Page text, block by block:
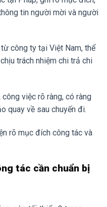
tin người mời và người
công ty tại Việt Nam, thể
trách nhiệm chi trả chi
việc rõ ràng, có ràng
quay về sau chuyến đi.
rõ mục đích công tác và
tác cần chuẩn bị